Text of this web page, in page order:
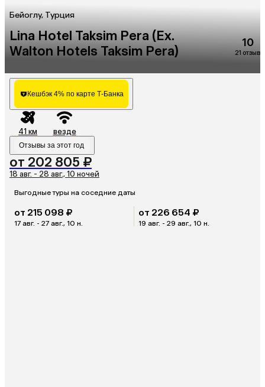
Бейоглу, Турция
Lina Hotel Taksim Pera (Ex.
Walton Hotels Taksim Pera)
10
21 отзыв
Кешбэк 4% по карте Т-Банка
41 км везде
Отзывы за этот год
от 202 805 ₽
18 авг. - 28 авг., 10 ночей
Выгодные туры на соседние даты
от 215 098 ₽
17 авг. - 27 авг., 10 н.
от 226 654 ₽
19 авг. - 29 авг., 10 н.